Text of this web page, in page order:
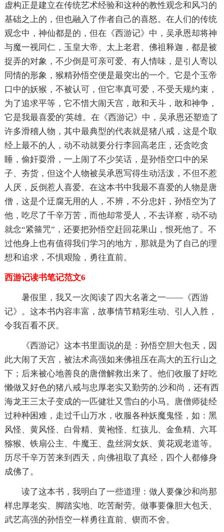
虚构正是建立在传统艺术经验和这种的教性观念和风习的
基础之上的，但也融入了作者自己的喜怒。在人们的传统
观念中，神仙都是的，但在《西游记》中，吴承恩却将神
与魔一视同仁，玉皇大帝、太上老君、佛祖释迦，都是被
捉弄的对象，不少倒是可亲可爱、有人情味，是引人寄以
同情的形象，猴精孙悟空便是最突出的一个。它是个玉帝
口中的妖猴，不被认可，但它率真可爱，不受天规约束，
为了追求平等，它不惜大闹天宫，敢和天斗，敢和神争，
它是我最喜爱的'英雄。在《西游记》中，吴承恩还塑造了
许多滑稽人物，其中最典型的代表就是猪八戒，这是个取
经上最不的人，动不动就要分行李回高老庄，还贪吃贪
睡，偷奸耍滑，一上闹了不少笑话，是孙悟空口中的呆
子、夯货，但这个人物被吴承恩写得生动活泼，不但不惹
人厌，反倒惹人喜爱。在这本书中我最不喜爱的人物是唐
僧，这是个迂腐无用的人，不辨，不分忠奸，孙悟空为了
他，吃尽了千辛万苦，而他却常受人，不去详察，动不动
就念“紧箍咒”，还要把孙悟空赶回花果山，恨死他了。不
过他身上也有值得我们学习的地方，那就是为了自己的理
想和追求，不惧艰险，勇往直前。
西游记读书笔记范文6
暑假里，我又一次阅读了四大名著之一——《西游
记》。这本书内容丰富，故事情节精彩生动、引人入胜，
令我百看不厌。
《西游记》这本书里面说的是：孙悟空胆大包天，因
此大闹了天宫，被法术高强如来佛祖压在高大的五行山之
下；后来被心地善良的唐僧解救出来了。他们收服了好吃
懒做又好色的猪八戒与忠厚老实又勤劳的.沙和尚，还有西
海龙王三太子变成的一匹健壮又雪白的小马。唐僧师徒经
过种种困难，走过千山万水，收服各种妖魔鬼怪，如：黑
风怪、黄风怪、白骨精、黄袍怪、红孩儿、金鱼精、六耳
猕猴、铁扇公主、牛魔王、盘丝洞女妖、黄花观老道等。
历尽千辛万苦来到西天，向佛祖取了真经，四个人都修身
成佛了。
读了这本书，我明白了一些道理：做人要像沙和尚那
样忠厚老实、脚踏实地、吃苦耐劳。做事要像胆大包天、
武艺高强的孙悟空一样勇往直前、锲而不舍。